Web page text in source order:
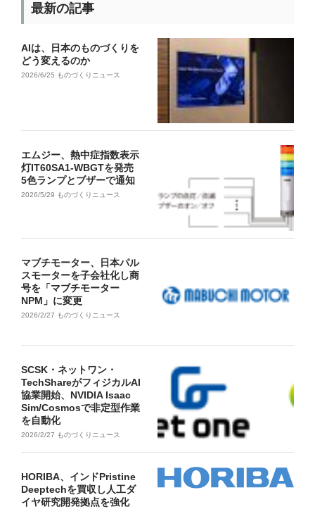
最新の記事
AIは、日本のものづくりを
どう変えるのか
2026/6/25 ものづくりニュース
エムジー、熱中症指数表示
灯IT60SA1-WBGTを発売
5色ランプとブザーで通知
2026/5/29 ものづくりニュース
マブチモーター、日本パル
スモーターを子会社化し商
号を「マブチモーター
NPM」に変更
2026/2/27 ものづくりニュース
SCSK・ネットワン・
TechShareがフィジカルAI
協業開始、NVIDIA Isaac
Sim/Cosmosで非定型作業
を自動化
2026/2/27 ものづくりニュース
HORIBA、インドPristine
Deeptechを買収し人工ダ
イヤ研究開発拠点を強化